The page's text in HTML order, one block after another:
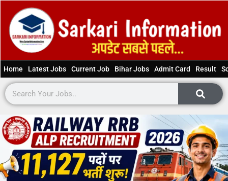
Home Latest Jobs Current Job Bihar Jobs Admit Card Result